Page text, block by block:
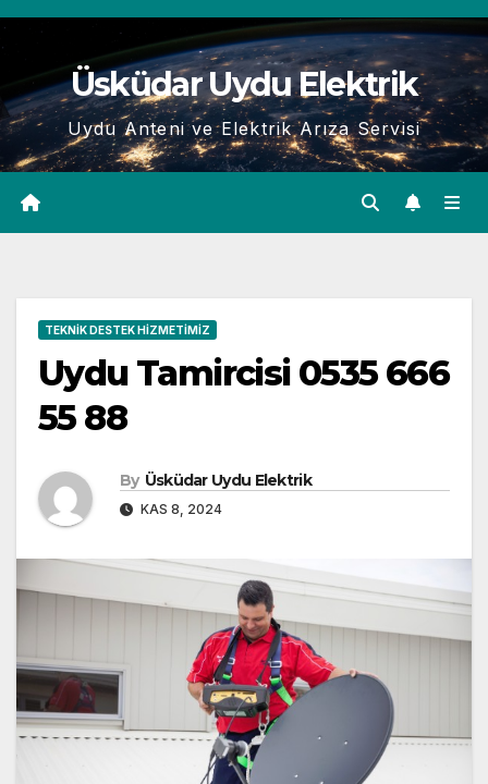
Skip
to
content Üsküdar Uydu Elektrik
Uydu Anteni ve Elektrik Arıza Servisi
TEKNIK DESTEK HIZMETIMIZ
Uydu Tamircisi 0535 666
55 88
By Üsküdar Uydu Elektrik
KAS 8, 2024